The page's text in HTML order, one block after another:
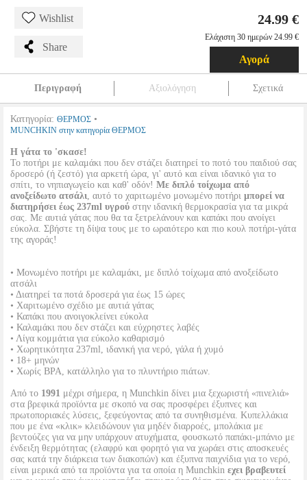
Wishlist
Share
24.99 €
Ελάχιστη 30 ημερών 24.99 €
Αγορά
Περιγραφή Αξιολόγηση Σχετικά
Κατηγορία: ΘΕΡΜΟΣ •
MUNCHKIN στην κατηγορία ΘΕΡΜΟΣ
Η γάτα το 'σκασε!
Το ποτήρι με καλαμάκι που δεν στάζει διατηρεί το ποτό του παιδιού σας
δροσερό (ή ζεστό) για αρκετή ώρα, γι' αυτό και είναι ιδανικό για το
σπίτι, το νηπιαγωγείο και καθ' οδόν! Με διπλό τοίχωμα από
ανοξείδωτο ατσάλι, αυτό το χαριτωμένο μονωμένο ποτήρι μπορεί να
διατηρήσει έως 237ml υγρού στην ιδανική θερμοκρασία για τα μικρά
σας. Με αυτιά γάτας που θα τα ξετρελάνουν και καπάκι που ανοίγει
εύκολα. Σβήστε τη δίψα τους με το ωραιότερο και πιο κουλ ποτήρι-γάτα
της αγοράς!
• Μονωμένο ποτήρι με καλαμάκι, με διπλό τοίχωμα από ανοξείδωτο
ατσάλι
• Διατηρεί τα ποτά δροσερά για έως 15 ώρες
• Χαριτωμένο σχέδιο με αυτιά γάτας
• Καπάκι που ανοιγοκλείνει εύκολα
• Καλαμάκι που δεν στάζει και εύχρηστες λαβές
• Λίγα κομμάτια για εύκολο καθαρισμό
• Χωρητικότητα 237ml, ιδανική για νερό, γάλα ή χυμό
• 18+ μηνών
• Χωρίς BPA, κατάλληλο για το πλυντήριο πιάτων.
Από το 1991 μέχρι σήμερα, η Munchkin δίνει μια ξεχωριστή «πινελιά»
στα βρεφικά προϊόντα με σκοπό να σας προσφέρει έξυπνες και
πρωτοποριακές λύσεις, ξεφεύγοντας από τα συνηθισμένα. Κυπελλάκια
που με ένα «κλικ» κλειδώνουν για μηδέν διαρροές, μπολάκια με
βεντούζες για να μην υπάρχουν ατυχήματα, φουσκωτό παπάκι-μπάνιο με
ένδειξη θερμότητας (ελαφρύ και φορητό για να χωράει στις αποσκευές
σας κατά την διάρκεια των διακοπών) και έξυπνα παιχνίδια για το νερό,
είναι μερικά από τα προϊόντα για τα οποία η Munchkin εχει βραβευτεί